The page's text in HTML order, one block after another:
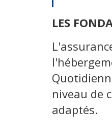
LES
niveau de
adaptés.